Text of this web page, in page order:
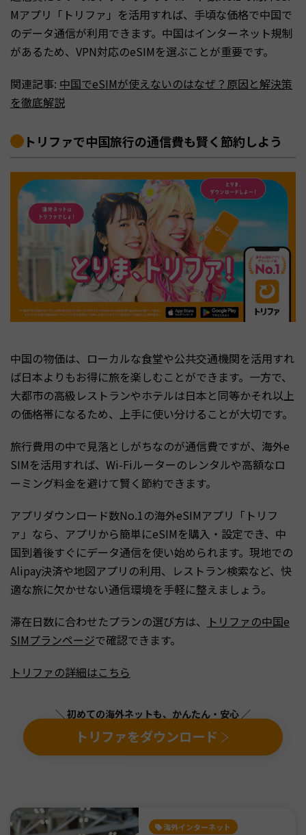
Mアプリ「トリファ」を活用すれば、手頃な価格で中国で
のデータ通信が利用できます。中国はインターネット規制
があるため、VPN対応のeSIMを選ぶことが重要です。
関連記事: 中国でeSIMが使えないのはなぜ？原因と解決策
を徹底解説
トリファで中国旅行の通信費も賢く節約しよう
中国の物価は、ローカルな食堂や公共交通機関を活用すれ
ば日本よりもお得に旅を楽しむことができます。一方で、
大都市の高級レストランやホテルは日本と同等かそれ以上
の価格帯になるため、上手に使い分けることが大切です。
旅行費用の中で見落としがちなのが通信費ですが、海外e
SIMを活用すれば、Wi-Fiルーターのレンタルや高額なロ
ーミング料金を避けて賢く節約できます。
アプリダウンロード数No.1の海外eSIMアプリ「トリフ
ァ」なら、アプリから簡単にeSIMを購入・設定でき、中
国到着後すぐにデータ通信を使い始められます。現地での
Alipay決済や地図アプリの利用、レストラン検索など、快
適な旅に欠かせない通信環境を手軽に整えましょう。
滞在日数に合わせたプランの選び方は、
トリファの中国e
SIMプランページで確認できます。
トリファの詳細はこちら
＼ 初めての海外ネットも、かんたん・安心 ／
トリファをダウンロード
海外インターネット